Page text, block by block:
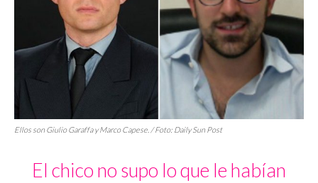
Ellos son Giulio Garaffa y Marco Capese. / Foto: Daily Sun Post
El chico no supo lo que le habían